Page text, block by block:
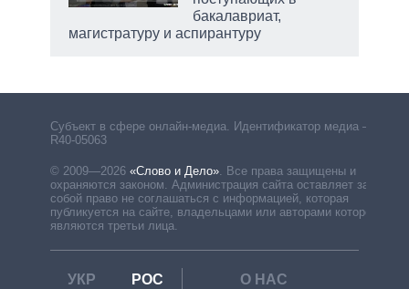
бакалавриат,
магистратуру и аспирантуру
Субъект в сфере онлайн-медиа. Идентификатор медиа –
R40-05063
© 2009—2026 «Слово и Дело» Все права защищены и
охраняются законом. Администрация сайта оставляет за
собой право не соглашаться с информацией, которая
публикуется на сайте, владельцами или авторами которой
являются третьи лица.
УКР РОС
О НАС